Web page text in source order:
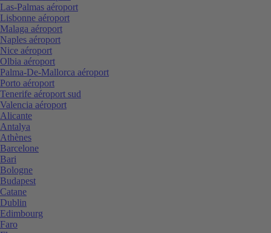
Las-Palmas aéroport
Lisbonne aéroport
Malaga aéroport
Naples aéroport
Nice aéroport
Olbia aéroport
Palma-De-Mallorca aéroport
Porto aéroport
Tenerife aéroport sud
Valencia aéroport
Alicante
Antalya
Athènes
Barcelone
Bari
Bologne
Budapest
Catane
Dublin
Edimbourg
Faro